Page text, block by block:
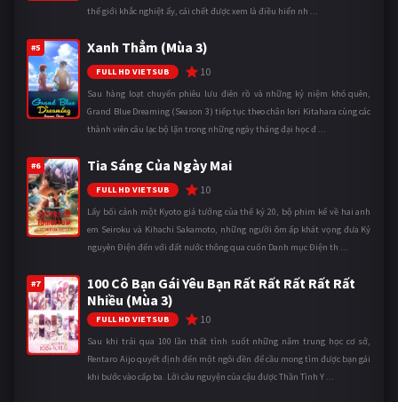
thế giới khắc nghiệt ấy, cái chết được xem là điều hiển nh ...
#5 Xanh Thẳm (Mùa 3)
FULL HD VIETSUB 10
Sau hàng loạt chuyến phiêu lưu điên rồ và những kỷ niệm khó quên,
Grand Blue Dreaming (Season 3) tiếp tục theo chân Iori Kitahara cùng các
thành viên câu lạc bộ lặn trong những ngày tháng đại học đ ...
#6 Tia Sáng Của Ngày Mai
FULL HD VIETSUB 10
Lấy bối cảnh một Kyoto giả tưởng của thế kỷ 20, bộ phim kể về hai anh
em Seiroku và Kihachi Sakamoto, những người ôm ấp khát vọng đưa Kỷ
nguyên Điện đến với đất nước thông qua cuốn Danh mục Điện th ...
#7
100 Cô Bạn Gái Yêu Bạn Rất Rất Rất Rất Rất
Nhiều (Mùa 3)
FULL HD VIETSUB 10
Sau khi trải qua 100 lần thất tình suốt những năm trung học cơ sở,
Rentaro Aijo quyết định đến một ngôi đền để cầu mong tìm được bạn gái
khi bước vào cấp ba. Lời cầu nguyện của cậu được Thần Tình Y ...